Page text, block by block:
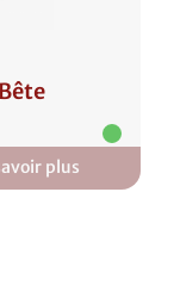
plus
:
Éveil